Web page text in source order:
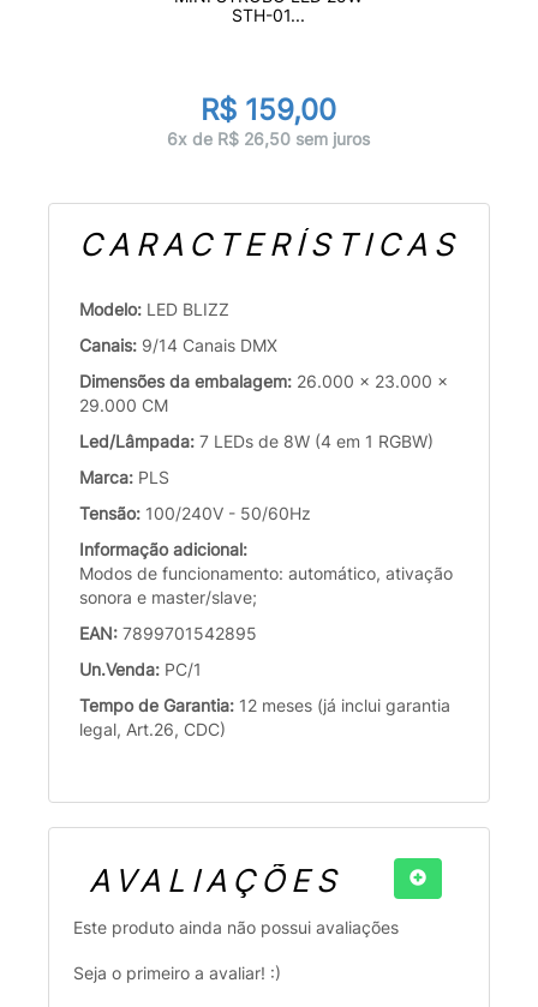
STH-01...
R$ 159,00
6x de R$ 26,50 sem juros
CARACTERÍSTICAS
Modelo: LED BLIZZ
Canais: 9/14 Canais DMX
Dimensões da embalagem: 26.000 x 23.000 x
29.000 CM
Led/Lâmpada: 7 LEDs de 8W (4 em 1 RGBW)
Marca: PLS
Tensão: 100/240V - 50/60Hz
Informação adicional:
Modos de funcionamento: automático, ativação
sonora e master/slave;
EAN: 7899701542895
Un.Venda: PC/1
Tempo de Garantia: 12 meses (já inclui garantia
legal, Art.26, CDC)
AVALIAÇÕES
Este produto ainda não possui avaliações
Seja o primeiro a avaliar! :)